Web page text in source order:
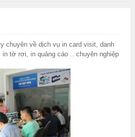
chuyên về dịch vụ in card visit, danh
in tờ rơi, in quảng cáo .. chuyên nghiệp